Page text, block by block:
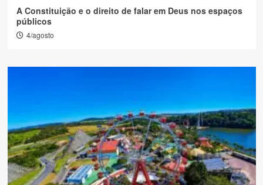
A Constituição e o direito de falar em Deus nos espaços
públicos
4/agosto